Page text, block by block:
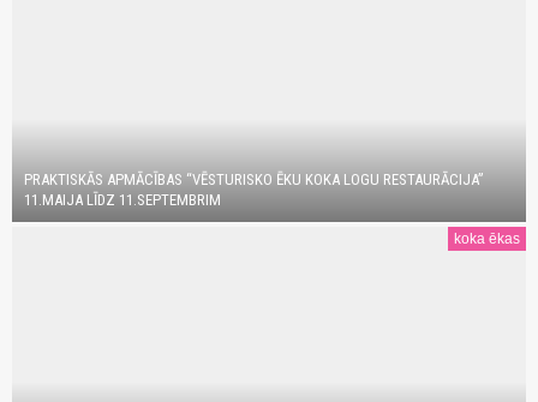
PRAKTISKĀS APMĀCĪBAS “VĒSTURISKO ĒKU KOKA LOGU RESTAURĀCIJA”
11.MAIJA LĪDZ 11.SEPTEMBRIM
koka ēkas